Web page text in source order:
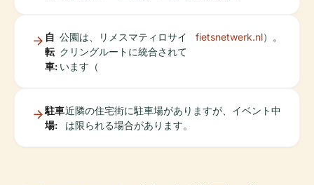
自
転
車:
公園は、リメスマティロサイ
クリングルートに統合されて
います（
fietsnetwerk.nl）。
駐車
場:
近隣の住宅街に駐車場がありますが、イベント中
は限られる場合があります。